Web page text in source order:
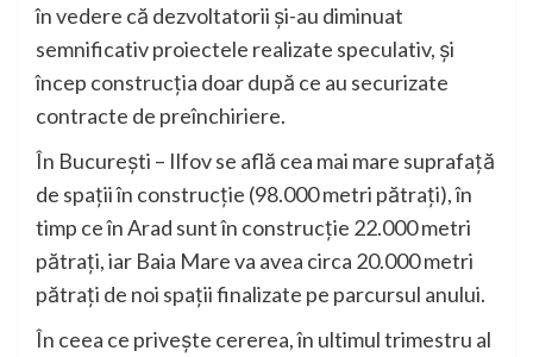
în vedere că dezvoltatorii și-au diminuat
semnificativ proiectele realizate speculativ, și
încep construcția doar după ce au securizate
contracte de preînchiriere.
În București – Ilfov se află cea mai mare suprafață
de spații în construcție (98.000 metri pătrați), în
timp ce în Arad sunt în construcție 22.000 metri
pătrați, iar Baia Mare va avea circa 20.000 metri
pătrați de noi spații finalizate pe parcursul anului.
În ceea ce privește cererea, în ultimul trimestru al